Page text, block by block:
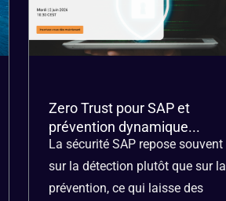
Zero Trust pour SAP et
prévention dynamique...
La sécurité SAP repose souvent
sur la détection plutôt que sur la
prévention, ce qui laisse des